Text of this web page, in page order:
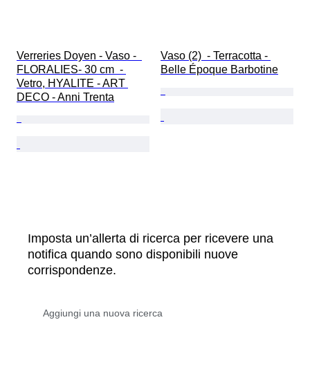
Verreries Doyen - Vaso -
FLORALIES- 30 cm  -
Vetro, HYALITE - ART
DECO - Anni Trenta
Vaso (2)  - Terracotta -
Belle Époque Barbotine
Imposta un’allerta di ricerca per ricevere una
notifica quando sono disponibili nuove
corrispondenze.